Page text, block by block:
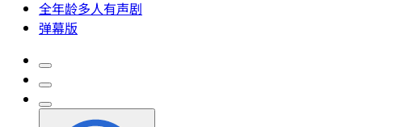
全年龄多人有声剧
弹幕版